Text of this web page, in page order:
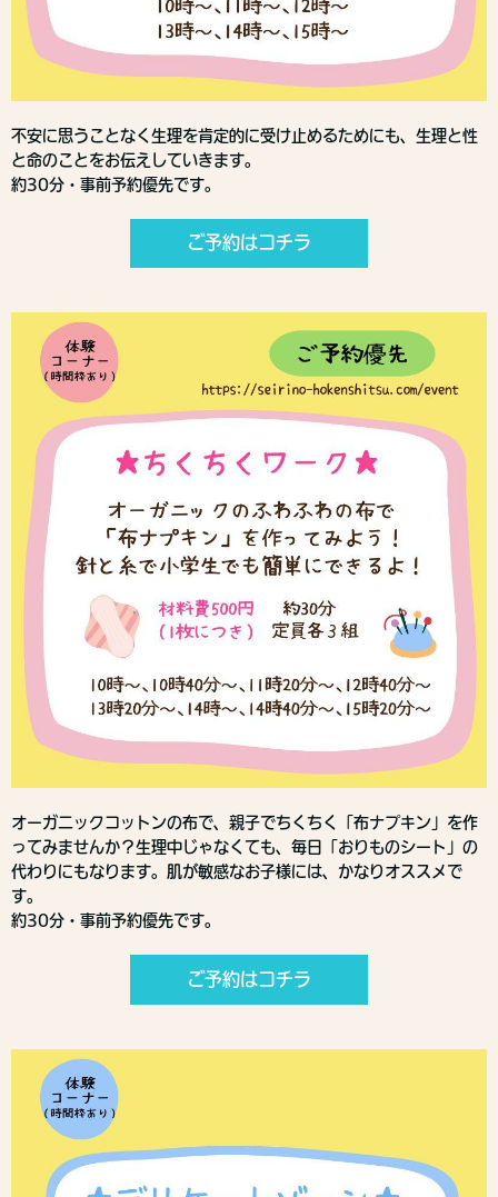
不安に思うことなく生理を肯定的に受け止めるためにも、生理と性
と命のことをお伝えしていきます。
約30分・事前予約優先です。
ご予約はコチラ
オーガニックコットンの布で、親子でちくちく「布ナプキン」を作
ってみませんか？生理中じゃなくても、毎日「おりものシート」の
代わりにもなります。肌が敏感なお子様には、かなりオススメで
す。
約30分・事前予約優先です。
ご予約はコチラ